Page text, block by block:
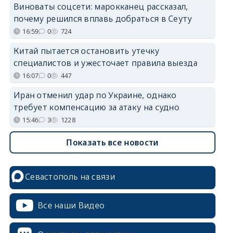
Виноваты соцсети: марокканец рассказал,
почему решился вплавь добраться в Сеуту
16:59 0 724
Китай пытается остановить утечку
специалистов и ужесточает правила выезда
16:07 0 447
Иран отменил удар по Украине, однако
требует компенсацию за атаку на судно
15:46 3 1228
Показать все новости
Севастополь на связи
Все наши Видео